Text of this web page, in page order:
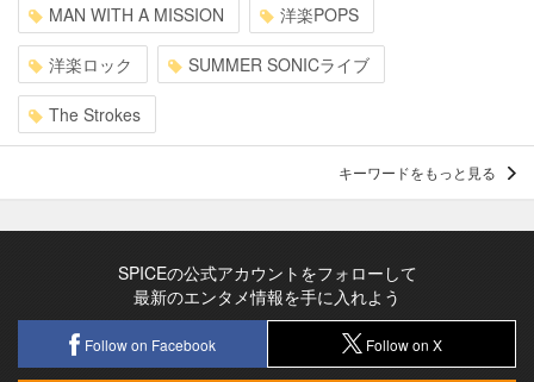
MAN WITH A MISSION 洋楽POPS
洋楽ロック SUMMER SONICライブ
The Strokes
キーワードをもっと見る
SPICEの公式アカウントをフォローして
最新のエンタメ情報を手に入れよう
Follow on Facebook Follow on X